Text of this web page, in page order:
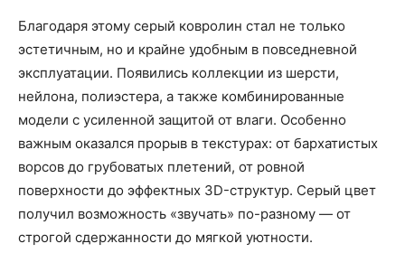
Благодаря этому серый ковролин стал не только
эстетичным, но и крайне удобным в повседневной
эксплуатации. Появились коллекции из шерсти,
нейлона, полиэстера, а также комбинированные
модели с усиленной защитой от влаги. Особенно
важным оказался прорыв в текстурах: от бархатистых
ворсов до грубоватых плетений, от ровной
поверхности до эффектных 3D-структур. Серый цвет
получил возможность «звучать» по-разному — от
строгой сдержанности до мягкой уютности.